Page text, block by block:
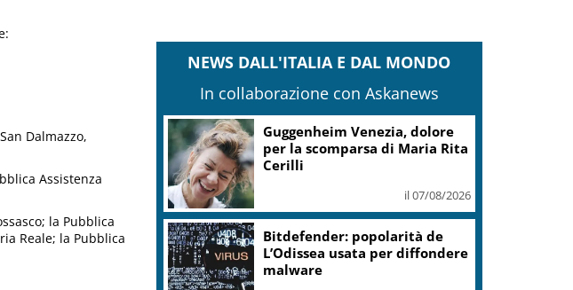
Dalmazzo,
Assistenza
la Pubblica
Reale; la Pubblica
NEWS DALL'ITALIA E DAL MONDO
In collaborazione con Askanews
Guggenheim Venezia, dolore
per la scomparsa di Maria Rita
Cerilli
il 07/08/2026
Bitdefender: popolarità de
L’Odissea usata per diffondere
malware